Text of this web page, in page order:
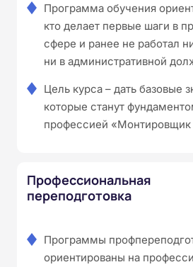
Программа обучения
кто делает первые шаги в
сфере и ранее не работал
ни в административной
Цель курса – дать базовые
которые станут
профессией
Профессиональная
переподготовка
Программы
ориентированы на